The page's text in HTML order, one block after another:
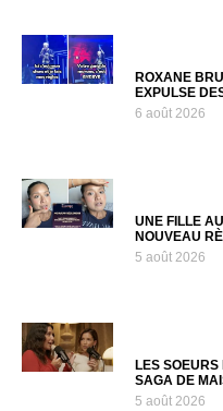
ROXANE
EXPULSE
6 août 2026
UNE FILLE
NOUVEAU
5 août 2026
LES
SAGA DE
5 août 2026